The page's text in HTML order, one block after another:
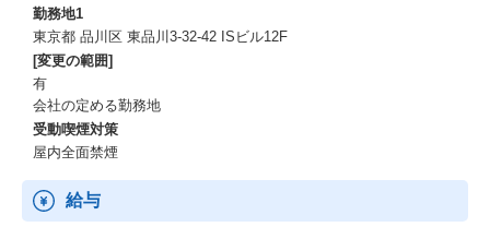
勤務地1
東京都 品川区 東品川3-32-42 ISビル12F
[変更の範囲]
有
会社の定める勤務地
受動喫煙対策
屋内全面禁煙
給与